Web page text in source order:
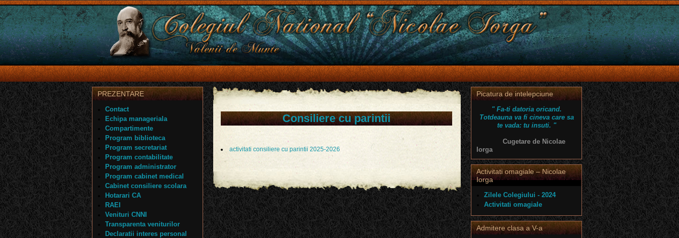
Consiliere cu parintii
activitati consiliere cu parintii 2025-2026
PREZENTARE
Contact
Echipa manageriala
Compartimente
Program biblioteca
Program secretariat
Program contabilitate
Program administrator
Program cabinet medical
Cabinet consiliere scolara
Hotarari CA
RAEI
Venituri CNNI
Transparenta veniturilor
Declaratii interes personal
Picatura de intelepciune
" Fa-ti datoria oricand.
Totdeauna va fi cineva care sa
te vada: tu insuti. "
Cugetare de Nicolae
Iorga
Activitati omagiale – Nicolae
Iorga
Zilele Colegiului - 2024
Activitati omagiale
Admitere clasa a V-a